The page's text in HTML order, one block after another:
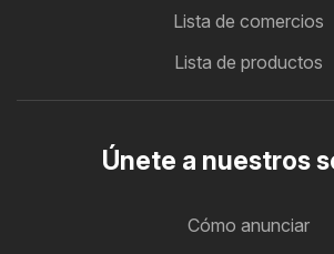
Lista de comercios
Lista de productos
Únete a nuestros
Cómo anunciar